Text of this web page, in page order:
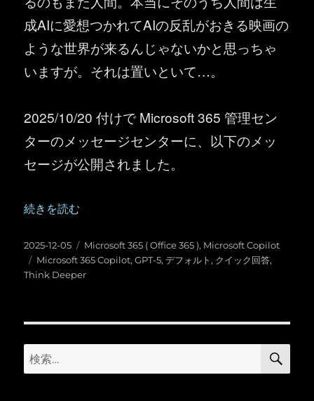
成AIに愛想つかれてAIの反乱がおきる映画の
ような世界が来るんじゃないかと思っちゃ
いますが。それは置いといて…。
2025/10/20 付けで Microsoft 365 管理セン
ターのメッセージセンターに、以下のメッ
セージが公開されました。
“Microsoft 365 Copilot ：GPT-5 がデフォルトのモデルに
続きを読む
投
稿
日:
2025-12-05
カ
テ
ゴ
Microsoft 365 ( Office 365 ), Microsoft Copilot
タ
グ
Microsoft 365 Copilot,GPT-5,デフォルト , クイック回答,
Think Deeper
検
索:
検